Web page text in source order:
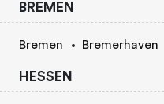
BREMEN
Bremen Bremerhaven
HESSEN